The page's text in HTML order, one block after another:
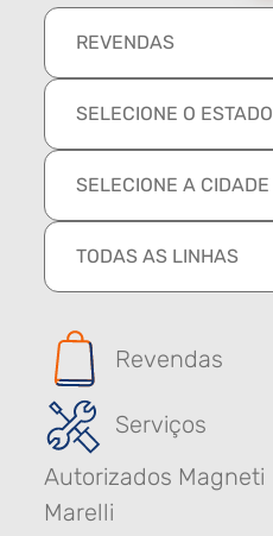
REVENDAS
SELECIONE O ESTADO
SELECIONE A CIDADE
TODAS AS LINHAS
Revendas
Serviços
Autorizados Magneti
Marelli